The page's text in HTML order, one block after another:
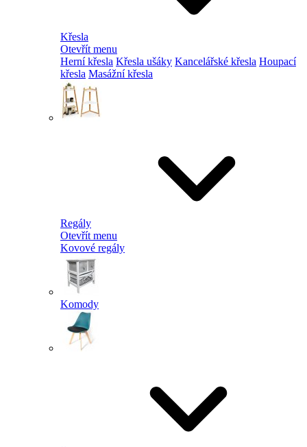
Křesla
Otevřít menu
Herní křesla Křesla ušáky Kancelářské křesla Houpací
křesla Masážní křesla
Regály
Otevřít menu
Kovové regály
Komody